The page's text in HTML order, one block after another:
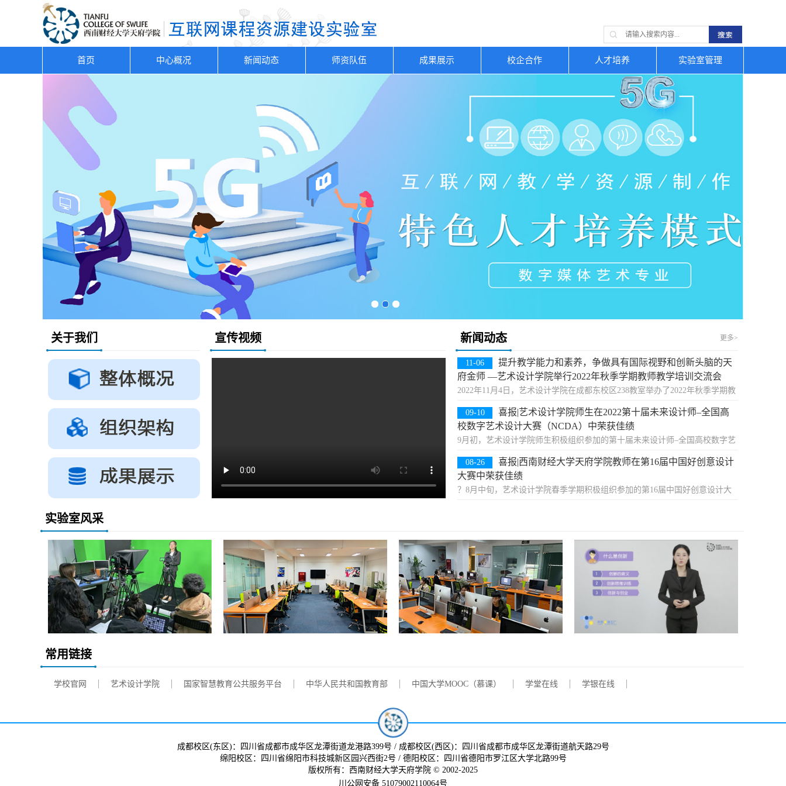
首页 中心概况 新闻动态 师资队伍 成果展示 校企合作 人才培养 实验室管理
关于我们 宣传视频 新闻动态 更多>
11-06
提升教学能力和素养，争做具有国际视野和创新头脑的天
府金师 —艺术设计学院举行2022年秋季学期教师教学培训交流会
2022年11月4日，艺术设计学院在成都东校区238教室举办了2022年秋季学期教
加了此次活动，本次培训交流会的主题为守好教师底线，争做一名“金师”。活
动旨在切实提高学院教师职业思想素质、教学能力水平、教学方法技巧、科研
能力，充分发挥教师队伍老带新，优秀教师示范引领的作用。活动内容围绕师
德师风学习、教师教学资料的撰写与经验交流、教师个人能力...
09-10
喜报|艺术设计学院师生在2022第十届未来设计师–全国高
校数字艺术设计大赛（NCDA）中荣获佳绩
9月初，艺术设计学院师生积极组织参加的第十届未来设计师–全国高校数字艺
全国性专业赛事，“学生组”和“教师组”赛事分别入选中国高等教育学会发布的
《全国普通高校学科竞赛排行榜》和《全国普通高校教师教学竞赛项目》，是
高校教育教学改革和创新人才培养的重要竞赛项目之一，具有广泛影响力。大
08-26
喜报|西南财经大学天府学院教师在第16届中国好创意设计
大赛中荣获佳绩
？8月中旬，艺术设计学院春季学期积极组织参加的第16届中国好创意设计大
本届大赛共有1472所大学参赛，参赛作品总量达到136460件。我校艺术设计学
院师生积极参加了此项赛事并在赛事的各个分项单元（其中包括：...
实验室风采
常用链接
学校官网 艺术设计学院 国家智慧教育公共服务平台 中华人民共和国教育部 中国大学MOOC（慕课） 学堂在线 学银在线
成都校区(东区)：四川省成都市成华区龙潭街道龙港路399号 / 成都校区(西区)：四川省成都市成华区龙潭街道航天路29号
绵阳校区：四川省绵阳市科技城新区园兴西街2号 / 德阳校区：四川省德阳市罗江区大学北路99号
版权所有：西南财经大学天府学院 © 2002-2025
川公网安备 51079002110064号